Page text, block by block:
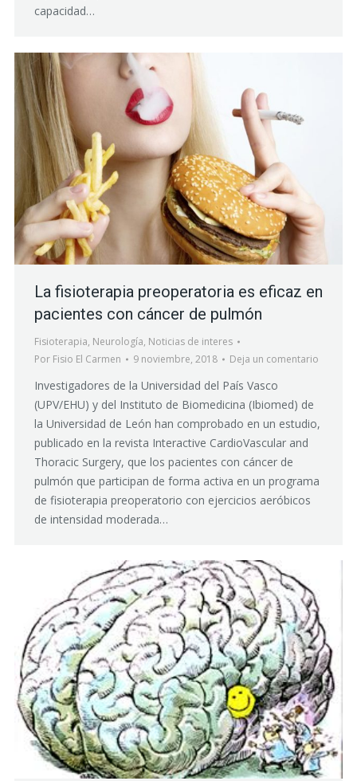
capacidad…
La fisioterapia preoperatoria es eficaz en
pacientes con cáncer de pulmón
Fisioterapia, Neurología, Noticias de interes
Por Fisio El Carmen 9 noviembre, 2018 Deja un comentario
Investigadores de la Universidad del País Vasco
(UPV/EHU) y del Instituto de Biomedicina (Ibiomed) de
la Universidad de León han comprobado en un estudio,
publicado en la revista Interactive CardioVascular and
Thoracic Surgery, que los pacientes con cáncer de
pulmón que participan de forma activa en un programa
de fisioterapia preoperatorio con ejercicios aeróbicos
de intensidad moderada…